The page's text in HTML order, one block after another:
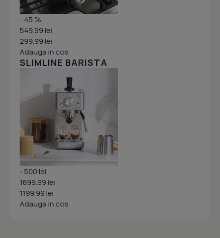
- 45 %
549.99 lei
299.99 lei
Adauga in cos
SLIMLINE BARISTA
- 500 lei
1699.99 lei
1199.99 lei
Adauga in cos